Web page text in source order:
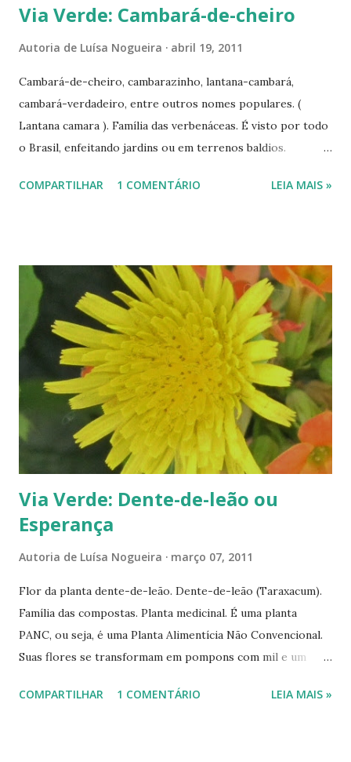
Via Verde: Cambará-de-cheiro
Autoria de Luísa Nogueira abril 19, 2011
Cambará-de-cheiro, cambarazinho, lantana-cambará,
cambará-verdadeiro, entre outros nomes populares. (
Lantana camara ). Família das verbenáceas. É visto por todo
o Brasil, enfeitando jardins ou em terrenos baldios.
fotos em um jardim de Goiânia; o rosa, das duas últimas
http://www.jardineiro.net/br/banco/lantana_camara.php
), utilizam-se as folhas para "Infecções respiratórias,
alergias respiratórias, reumatismo, febre, infecções de
ouvido", possuindo as seguintes propriedades: "Balsâmico,
diurético, estimulante, expectorante, sudorífera, tônico". Já
em plantasquecuram (
http://www.plantasquecuram.com.br/ervas/cambara.html
) há, além de informações diversas, o modo de se usar essa
planta e até receitas de chá das folhas e flores. -----------
------------...
COMPARTILHAR 1 COMENTÁRIO LEIA MAIS »
Via Verde: Dente-de-leão ou
Esperança
Autoria de Luísa Nogueira março 07, 2011
Flor da planta dente-de-leão. Dente-de-leão (Taraxacum).
Família das compostas. Planta medicinal. É uma planta
PANC, ou seja, é uma Planta Alimentícia Não Convencional.
Suas flores se transformam em pompons com mil e um
espalham, semeando novas mudas. As crianças amam soprá-
COMPARTILHAR 1 COMENTÁRIO LEIA MAIS »